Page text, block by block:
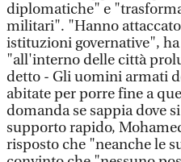
diplomatiche" e
militari". "Hanno
istituzioni governative",
"all'interno delle città
detto - Gli uomini armati
abitate per porre fine a
domanda se sappia dove
supporto rapido,
risposto che "neanche le